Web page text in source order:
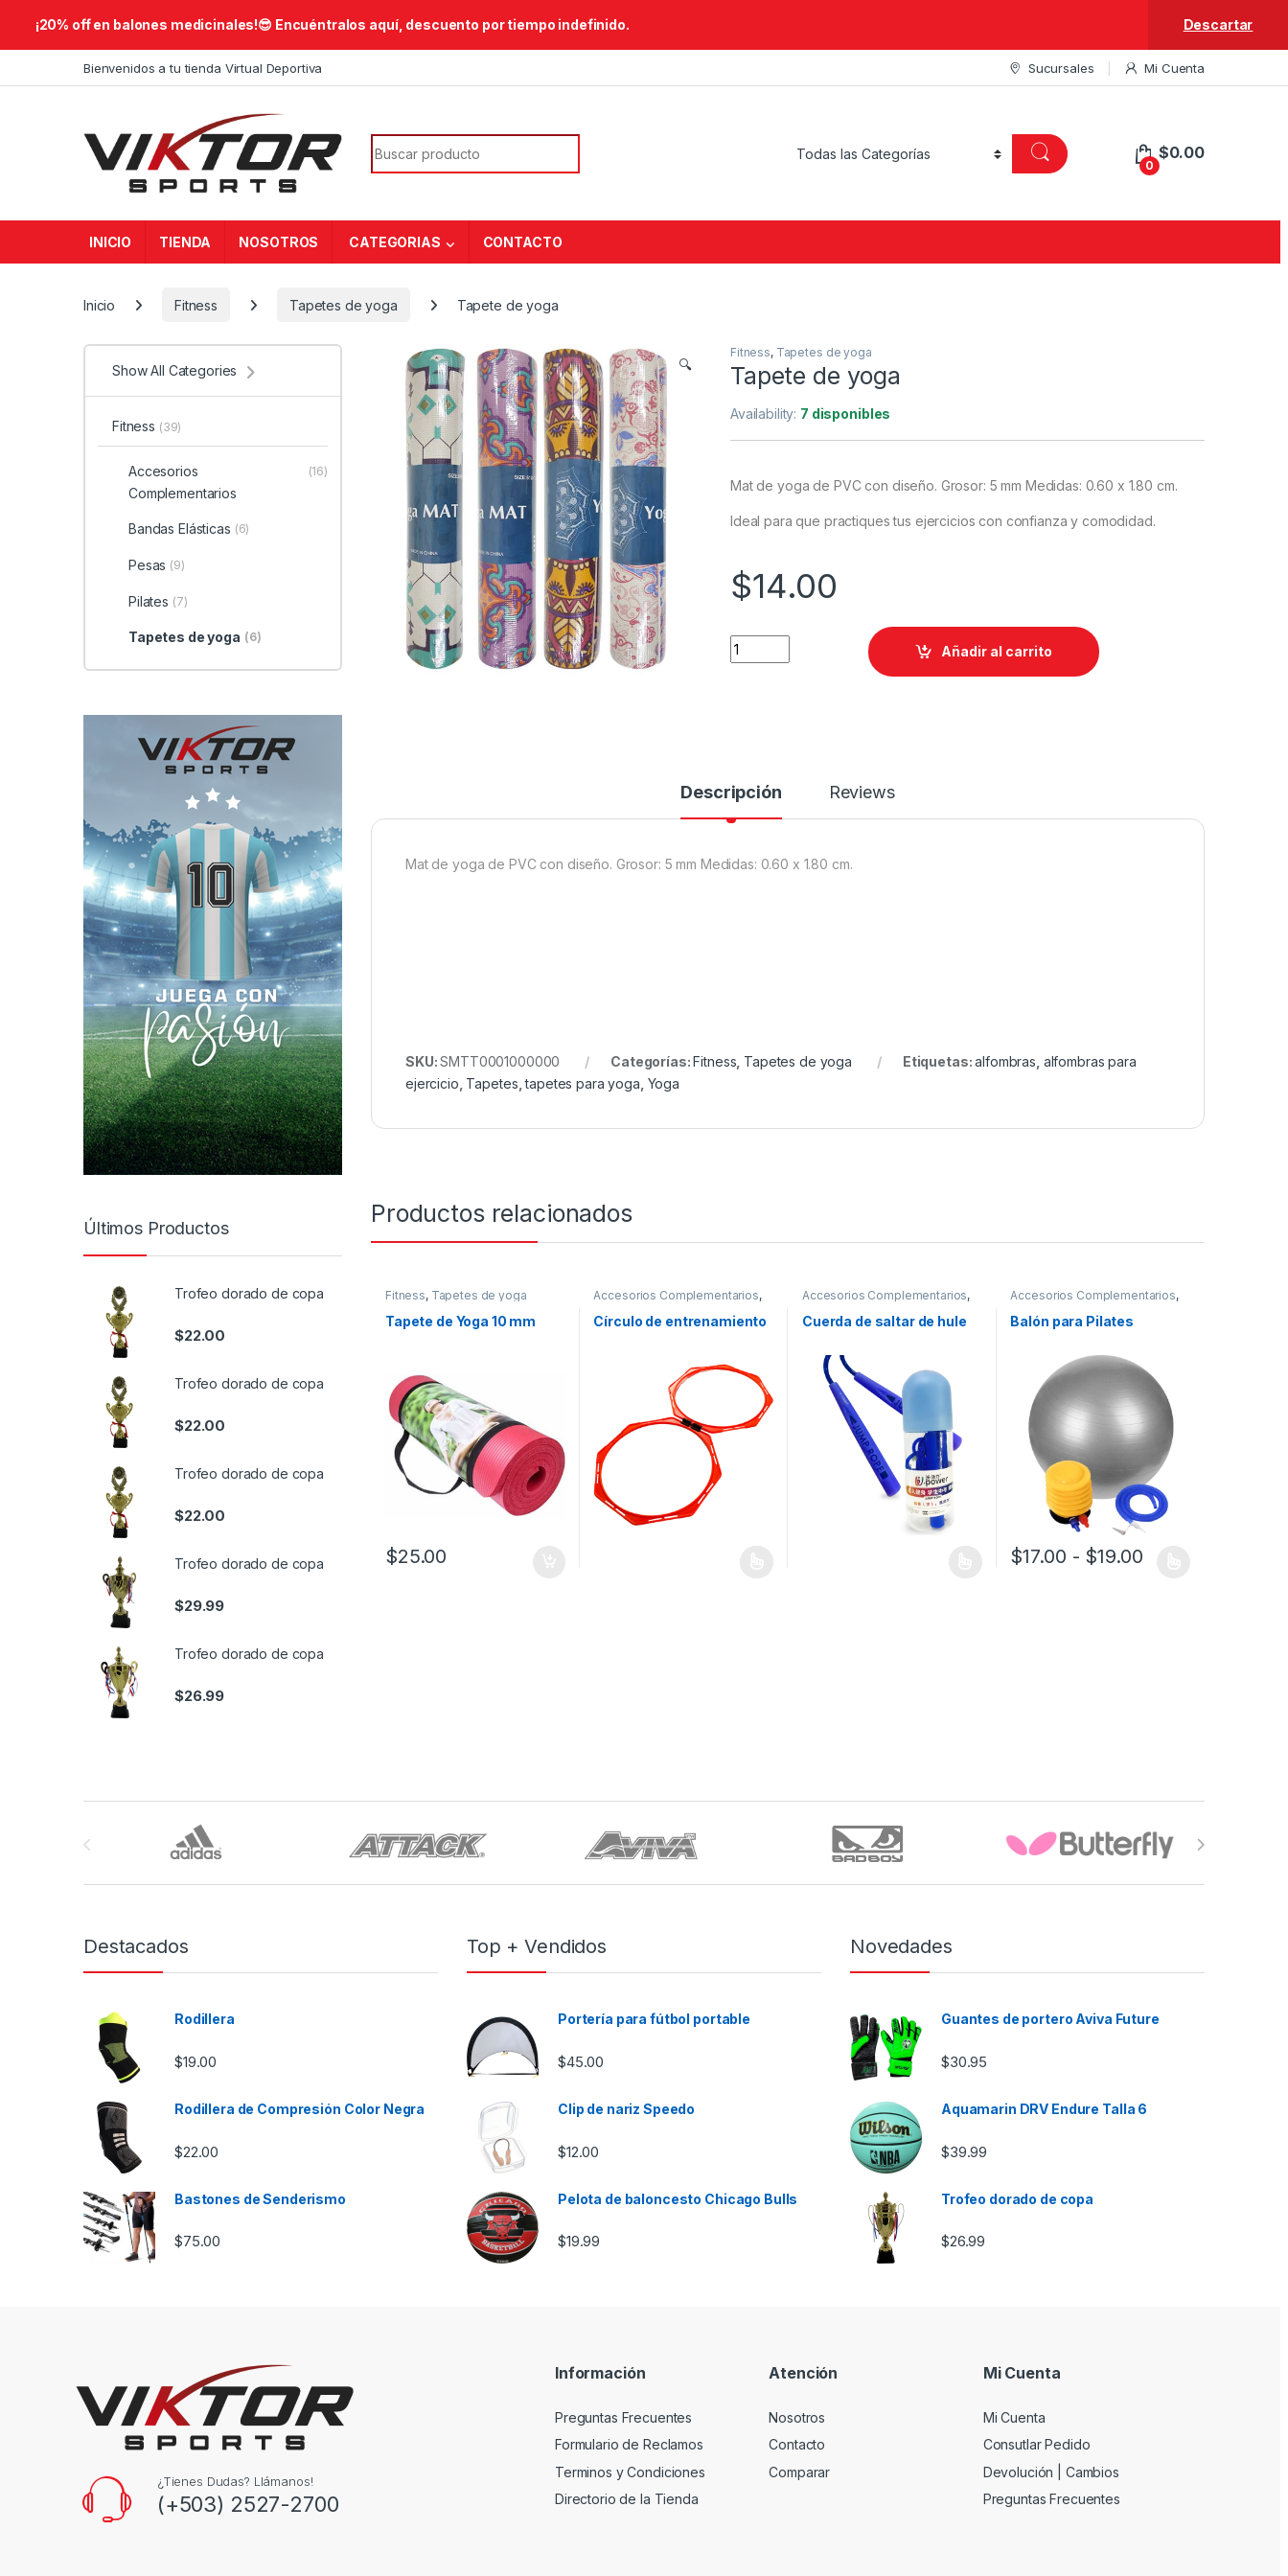
​¡20% off en balones medicinales!😎​ Encuéntralos aquí, descuento por tiempo indefinido. Descartar
Bienvenidos a tu tienda Virtual Deportiva Sucursales Mi Cuenta
Search for:
0
$0.00
INICIO TIENDA NOSOTROS CATEGORIAS CONTACTO
Inicio Fitness Tapetes de yoga Tapete de yoga
🔍
Fitness, Tapetes de yoga
Tapete de yoga
Availability: 7 disponibles
Mat de yoga de PVC con diseño. Grosor: 5 mm Medidas: 0.60 x 1.80 cm.
Ideal para que practiques tus ejercicios con confianza y comodidad.
$14.00
Tapete de yoga quantity
Añadir al carrito
Descripción Reviews
Mat de yoga de PVC con diseño. Grosor: 5 mm Medidas: 0.60 x 1.80 cm.
SKU:SMTT0001000000 Categorías:Fitness Tapetes de yoga Etiquetas:alfombras alfombras para
ejercicio Tapetes ,tapetes para yoga Yoga
Productos relacionados
Fitness, Tapetes de yoga
Tapete de Yoga 10 mm
$25.00
Accesorios Complementarios,
Accesorios de Fútbol
,
Fútbol,Gimnasio
Círculo de entrenamiento
Accesorios Complementarios,
Cuerda de saltar de hule
Accesorios Complementarios,
Balón para Pilates
$17.00 - $19.00Rango de
Show All Categories
Fitness (39)
Accesorios
Complementarios
(16)
Bandas Elásticas (6)
Pesas (9)
Pilates (7)
Tapetes de yoga (6)
Últimos Productos
Trofeo dorado de copa
$22.00
Trofeo dorado de copa
$22.00
Trofeo dorado de copa
$22.00
Trofeo dorado de copa
$29.99
Trofeo dorado de copa
$26.99
Destacados
Rodillera
$19.00
Rodillera de Compresión Color Negra
$22.00
Bastones de Senderismo
$75.00
Top + Vendidos
Portería para fútbol portable
$45.00
Clip de nariz Speedo
$12.00
Pelota de baloncesto Chicago Bulls
$19.99
Novedades
Guantes de portero Aviva Future
$30.95
Aquamarin DRV Endure Talla 6
$39.99
Trofeo dorado de copa
$26.99
¿Tienes Dudas? Llámanos!
(+503) 2527-2700
Información
Preguntas Frecuentes
Formulario de Reclamos
Terminos y Condiciones
Directorio de la Tienda
Atención
Nosotros
Contacto
Comparar
Mi Cuenta
Mi Cuenta
Consutlar Pedido
Devolución | Cambios
Preguntas Frecuentes